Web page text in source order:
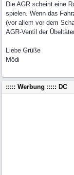
Die AGR scheint eine
spielen. Wenn das
(vor allem vor dem
AGR-Ventil der
Liebe Grüße
Mödi
::::: Werbung ::::: DC